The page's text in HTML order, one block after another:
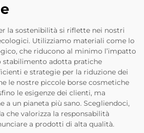
la sostenibilità si riflette nei nostri
Utilizziamo materiali come lo
che riducono al minimo l’impatto
stabilimento adotta pratiche
e strategie per la riduzione dei
le nostre piccole borse cosmetiche
le esigenze dei clienti, ma
a un pianeta più sano. Scegliendoci,
che valorizza la responsabilità
a prodotti di alta qualità.